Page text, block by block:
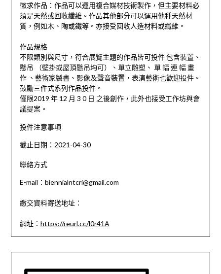
徵求作品：作品可以運用複合媒材技術製作，但主要材料必
須是天然或回收纖維。作品其他部分可以運用他種天然材
質，例如木、陶或鐵等。亦接受回收人造材料或纖維。
作品規格
不限類別與尺寸，符合展覽主題的作品皆可投件 包含裝置、
懸吊 （壁掛或屋頂懸吊均可）、單立雕塑、 單 幅 連 幅 畫
作 、藝術家製書、影像及聲音裝置，表演藝術也歡迎投件。
鼓勵三件式系列作品投件。
僅限2019 年 12 月 3 0 日 之後創作，此外也接受工作坊與會
議提案。
投件注意事項
截止日期：2021-04-30
聯絡方式
E-mail：biennialntcri@gmail.com
繳交資料寄送地址：
網址： https://reurl.cc/l0r41A